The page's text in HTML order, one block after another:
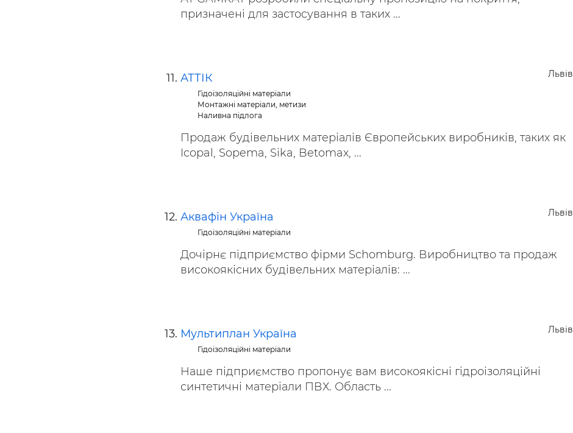
призначені для застосування в таких ...
Львів
АТТІК
Гідоізоляційні матеріали
Монтажні матеріали, метизи
Наливна підлога
Продаж будівельних матеріалів Європейських виробників, таких як
Icopal, Sopema, Sika, Betomax, ...
Львів
Аквафін Україна
Гідоізоляційні матеріали
Дочірнє підприємство фірми Schomburg. Виробництво та продаж
високоякісних будівельних матеріалів: ...
Львів
Мультиплан Україна
Гідоізоляційні матеріали
Наше підприємство пропонує вам високоякісні гідроізоляційні
синтетичні матеріали ПВХ. Область ...